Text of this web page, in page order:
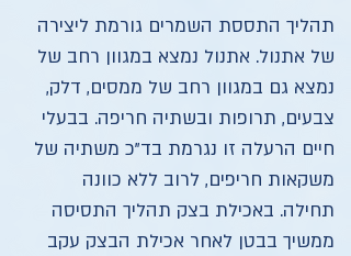
תהליך התססת השמרים גורמת ליצירה
של אתנול. אתנול נמצא במגוון רחב של
נמצא גם במגוון רחב של ממסים, דלק,
צבעים, תרופות ובשתיה חריפה. בבעלי
חיים הרעלה זו נגרמת בד"כ משתיה של
משקאות חריפים, לרוב ללא כוונה
תחילה. באכילת בצק תהליך התסיסה
ממשיך בבטן לאחר אכילת הבצק עקב